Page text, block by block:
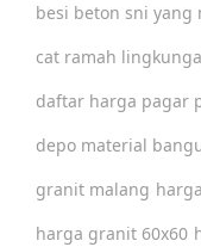
besi beton sni yang
cat ramah
daftar harga pagar
depo material
granit malang
harga granit 60x60